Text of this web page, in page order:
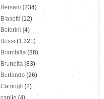
Bersani (234)
Biasotti (12)
Boldrini (4)
Bossi (1.221)
Brambilla (38)
Brunetta (83)
Burlando (26)
Camogli (2)
canile (4)